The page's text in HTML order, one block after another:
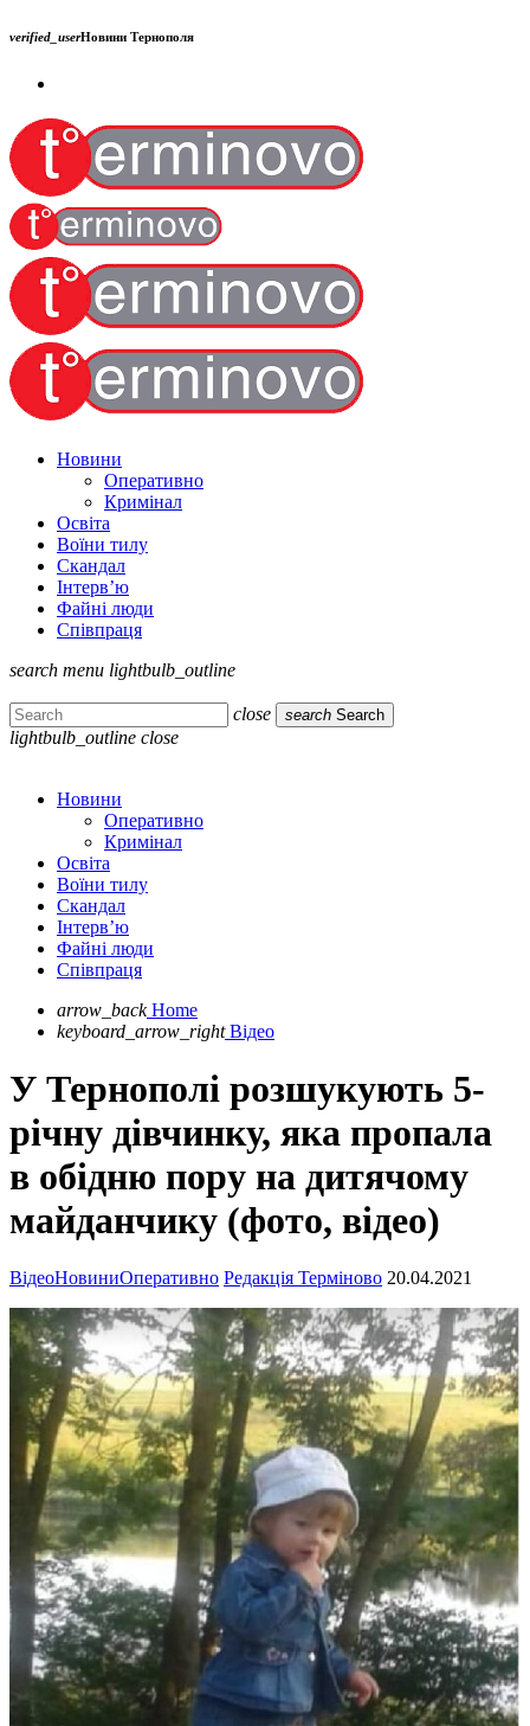
verified_userНовини Тернополя
Новини
Оперативно
Кримінал
Освіта
Воїни тилу
Скандал
Інтерв’ю
Файні люди
Співпраця
search menu lightbulb_outline
close search Search
lightbulb_outline close
Новини
Оперативно
Кримінал
Освіта
Воїни тилу
Скандал
Інтерв’ю
Файні люди
Співпраця
arrow_back Home
keyboard_arrow_right Відео
У Тернополі розшукують 5-
річну дівчинку, яка пропала
в обідню пору на дитячому
майданчику (фото, відео)
ВідеоНовиниОперативно Редакція Терміново 20.04.2021